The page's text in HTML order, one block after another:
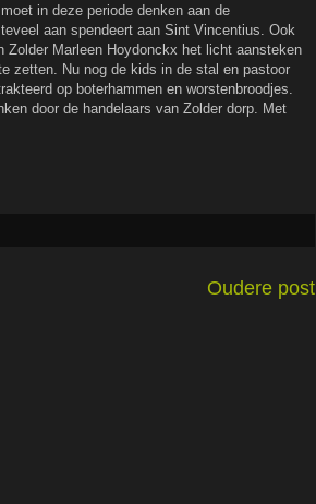
in deze periode denken aan de
aan spendeert aan Sint Vincentius. Ook
Zolder Marleen Hoydonckx het licht aansteken
zetten. Nu nog de kids in de stal en pastoor
op boterhammen en worstenbroodjes.
door de handelaars van Zolder dorp. Met
Oudere post